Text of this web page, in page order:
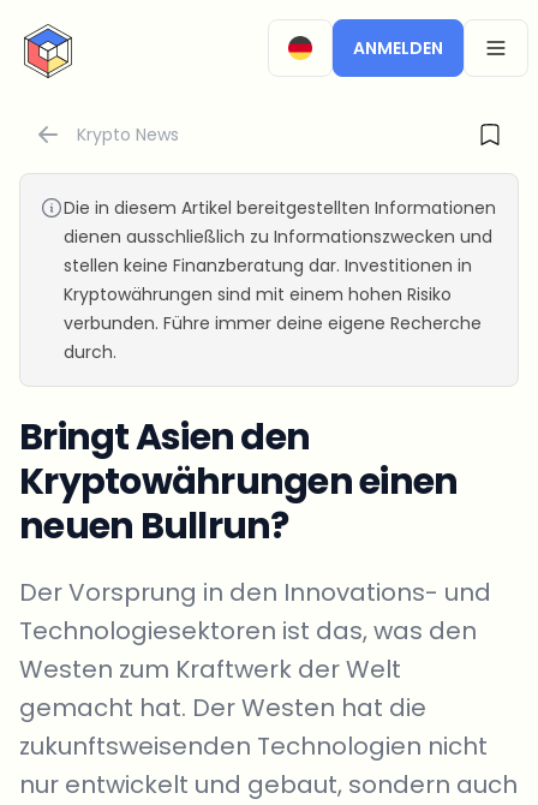
CryptoTicker
ANMELDEN
Krypto News
Die in diesem Artikel bereitgestellten Informationen
dienen ausschließlich zu Informationszwecken und
stellen keine Finanzberatung dar. Investitionen in
Kryptowährungen sind mit einem hohen Risiko
verbunden. Führe immer deine eigene Recherche
durch.
Bringt Asien den
Kryptowährungen einen
neuen Bullrun?
Der Vorsprung in den Innovations- und
Technologiesektoren ist das, was den
Westen zum Kraftwerk der Welt
gemacht hat. Der Westen hat die
zukunftsweisenden Technologien nicht
nur entwickelt und gebaut, sondern auch